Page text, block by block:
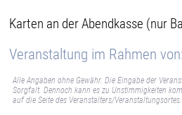
Karten an der Abendkasse (nur
Veranstaltung im Rahmen von:
Alle Angaben ohne Gewähr. Die Eingabe der
Sorgfalt. Dennoch kann es zu Unstimmigkeiten
auf die Seite des Veranstalters/Veranstaltungsortes.